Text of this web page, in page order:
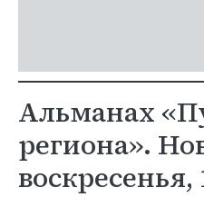
Альманах
региона».